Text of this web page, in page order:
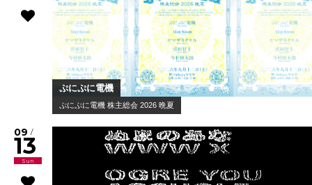
ぷにぷに電機
ぷにぷに電機 株主総会 2026 晩夏
09 /
13
Sun